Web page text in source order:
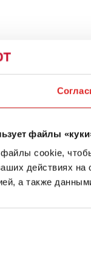
файлы
cookie,
действиях на
а также